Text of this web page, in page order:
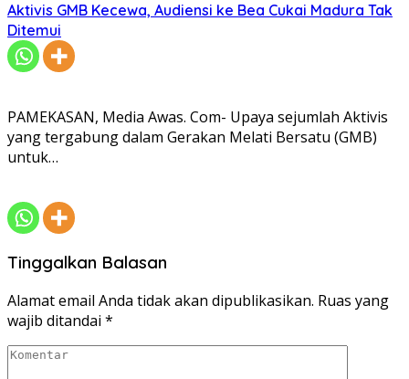
Aktivis GMB Kecewa, Audiensi ke Bea Cukai Madura Tak
Ditemui
PAMEKASAN, Media Awas. Com- Upaya sejumlah Aktivis
yang tergabung dalam Gerakan Melati Bersatu (GMB)
untuk…
Tinggalkan Balasan
Alamat email Anda tidak akan dipublikasikan. Ruas yang
wajib ditandai *